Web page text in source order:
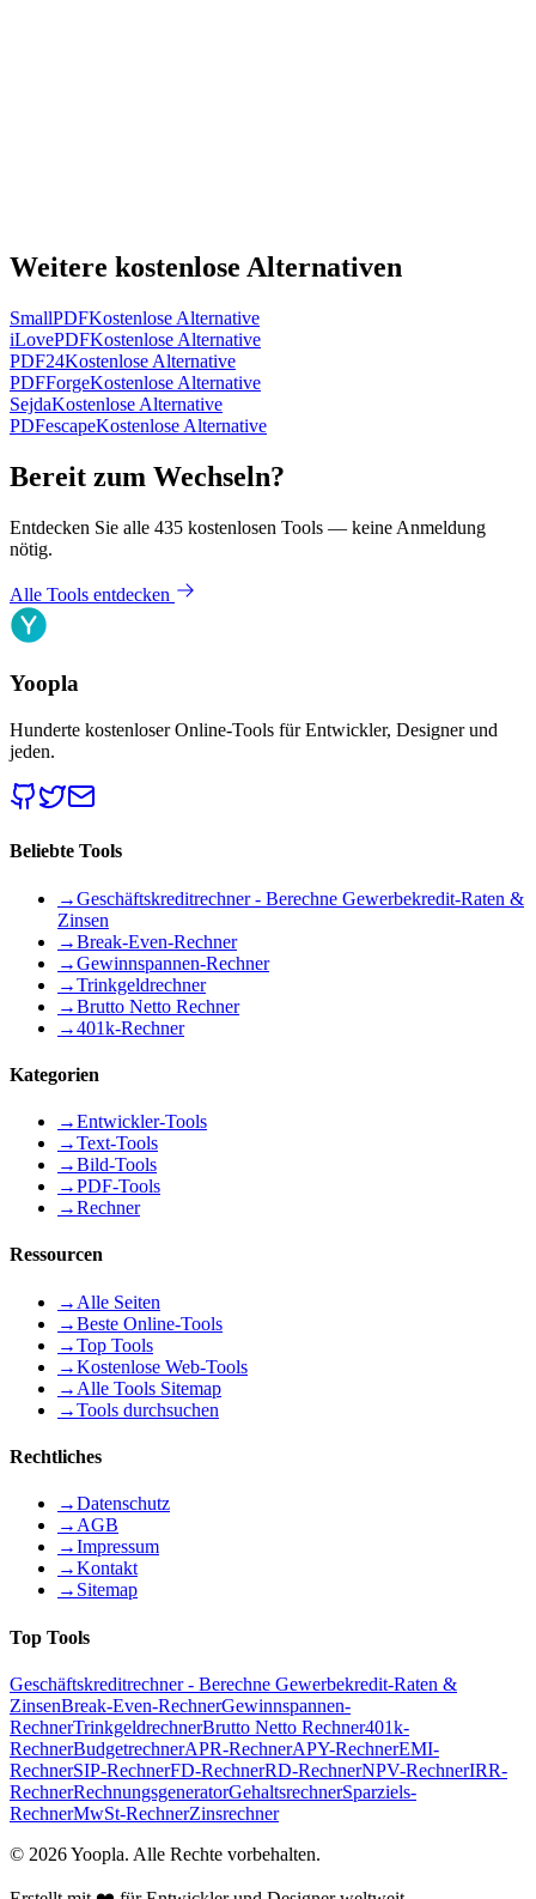
Weitere kostenlose Alternativen
SmallPDFKostenlose Alternative
iLovePDFKostenlose Alternative
PDF24Kostenlose Alternative
PDFForgeKostenlose Alternative
SejdaKostenlose Alternative
PDFescapeKostenlose Alternative
Bereit zum Wechseln?
Entdecken Sie alle 435 kostenlosen Tools — keine Anmeldung
nötig.
Alle Tools entdecken
Yoopla
Hunderte kostenloser Online-Tools für Entwickler, Designer und
jeden.
Beliebte Tools
→Geschäftskreditrechner - Berechne Gewerbekredit-Raten &
Zinsen
→Break-Even-Rechner
→Gewinnspannen-Rechner
→Trinkgeldrechner
→Brutto Netto Rechner
→401k-Rechner
Kategorien
→Entwickler-Tools
→Text-Tools
→Bild-Tools
→PDF-Tools
→Rechner
Ressourcen
→ Alle Seiten
→Beste Online-Tools
→Top Tools
→Kostenlose Web-Tools
→ Alle Tools Sitemap
→Tools durchsuchen
Rechtliches
→Datenschutz
→ AGB
→Impressum
→Kontakt
→ Sitemap
Top Tools
Geschäftskreditrechner - Berechne Gewerbekredit-Raten &
ZinsenBreak-Even-RechnerGewinnspannen-
RechnerTrinkgeldrechnerBrutto Netto Rechner401k-
RechnerBudgetrechnerAPR-RechnerAPY-RechnerEMI-
RechnerSIP-RechnerFD-RechnerRD-RechnerNPV-RechnerIRR-
RechnerRechnungsgeneratorGehaltsrechnerSparziels-
RechnerMwSt-RechnerZinsrechner
© 2026Yoopla. Alle Rechte vorbehalten.